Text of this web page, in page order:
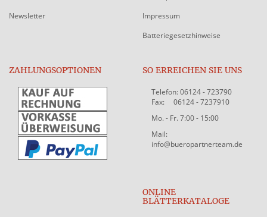
Newsletter
Impressum
Batteriegesetzhinweise
ZAHLUNGSOPTIONEN SO ERREICHEN SIE UNS
Telefon: 06124 - 723790
Fax: 06124 - 7237910
Mo. - Fr. 7:00 - 15:00
Mail:
info@bueropartnerteam.de
ONLINE
BLÄTTERKATALOGE